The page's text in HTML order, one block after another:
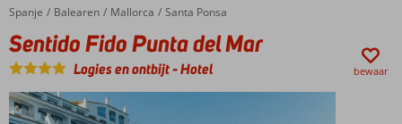
baai
3
buitenzwembaden
Halfpension
of All
Inclusive
Home
Spanje Balearen Mallorca Santa Ponsa
Sentido Fido Punta del Mar
Sentido Fido Punta del Mar
Logies en ontbijt-Hotel bewaar